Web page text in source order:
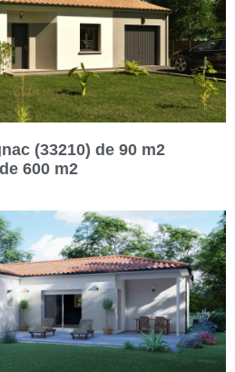
(33210) de 90 m2
600 m2